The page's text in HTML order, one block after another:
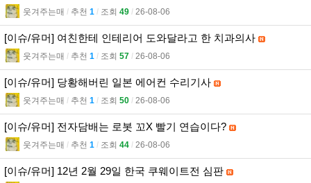
웃겨주는매 l 추천 1 l 조회 49 l 26-08-06
[이슈/유머] 여친한테 인테리어 도와달라고 한 치과의사
웃겨주는매 l 추천 1 l 조회 57 l 26-08-06
[이슈/유머] 당황해버린 일본 에어컨 수리기사
웃겨주는매 l 추천 1 l 조회 50 l 26-08-06
[이슈/유머] 전자담배는 로봇 꼬X 빨기 연습이다?
웃겨주는매 l 추천 1 l 조회 44 l 26-08-06
[이슈/유머] 12년 2월 29일 한국 쿠웨이트전 심판